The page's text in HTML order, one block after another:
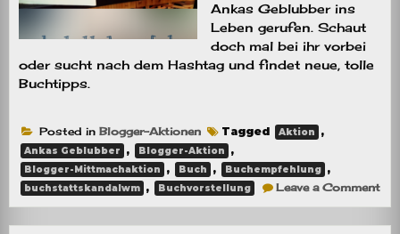
Ankas Geblubber ins
Leben gerufen. Schaut
doch mal bei ihr vorbei
oder sucht nach dem Hashtag und findet neue, tolle
Buchtipps.
Posted in Blogger-Aktionen Tagged Aktion ,
Ankas Geblubber , Blogger-Aktion ,
Blogger-Mittmachaktion , Buch , Buchempfehlung ,
buchstattskandalwm , Buchvorstellung Leave a Commenton
–
Die